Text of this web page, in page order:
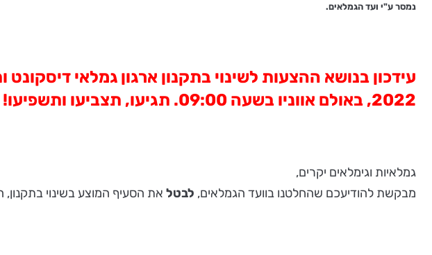
נמסר ע"י ועד הגמלאים.
2022, באולם אווניו בשעה 09:00. תגיעו, תצביעו ותשפיעו!
גמלאיות וגימלאים יקרים,
מבקשת להודיעכם שהחלטנו בוועד הגמלאים, לבטל את הסעיף המוצע בשינוי בתקנון,